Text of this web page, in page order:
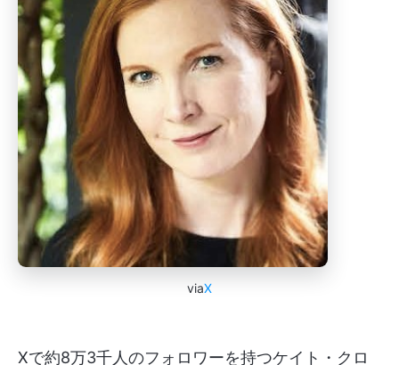
viaX
Xで約8万3千人のフォロワーを持つケイト・クロ